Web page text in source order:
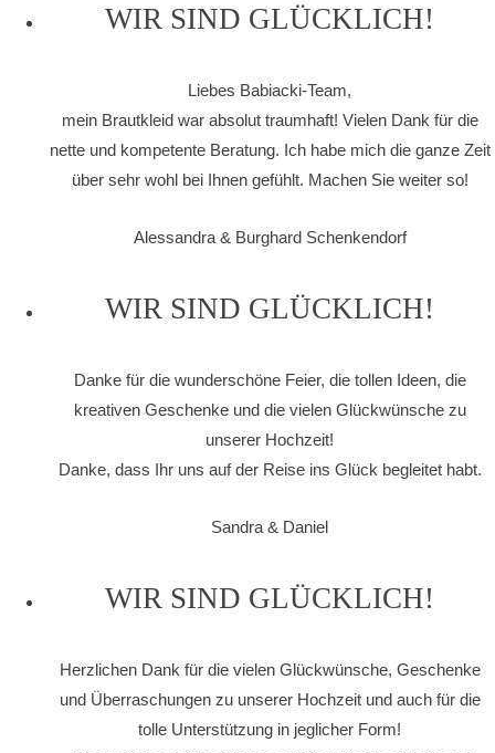
WIR SIND GLÜCKLICH!
Liebes Babiacki-Team,
mein Brautkleid war absolut traumhaft! Vielen Dank für die
nette und kompetente Beratung. Ich habe mich die ganze Zeit
über sehr wohl bei Ihnen gefühlt. Machen Sie weiter so!
Alessandra & Burghard Schenkendorf
WIR SIND GLÜCKLICH!
Danke für die wunderschöne Feier, die tollen Ideen, die
kreativen Geschenke und die vielen Glückwünsche zu
unserer Hochzeit!
Danke, dass Ihr uns auf der Reise ins Glück begleitet habt.
Sandra & Daniel
WIR SIND GLÜCKLICH!
Herzlichen Dank für die vielen Glückwünsche, Geschenke
und Überraschungen zu unserer Hochzeit und auch für die
tolle Unterstützung in jeglicher Form!